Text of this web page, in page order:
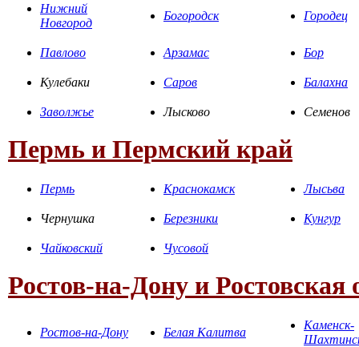
Нижний
Новгород
Богородск Городец
Павлово Арзамас Бор
Кулебаки Саров Балахна
Заволжье Лысково Семенов
Пермь и Пермский край
Пермь Краснокамск Лысьва
Чернушка Березники Кунгур
Чайковский Чусовой
Ростов-на-Дону и Ростовская
Ростов-на-Дону Белая Калитва
Каменск-